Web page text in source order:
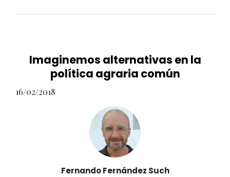
Imaginemos alternativas en la
política agraria común
16/02/2018
Fernando Fernández Such